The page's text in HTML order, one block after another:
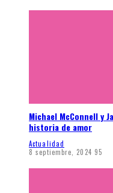
Michael McConnell y
historia de amor
Actualidad
8 septiembre, 2024 95